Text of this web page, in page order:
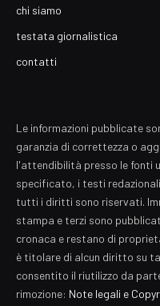
chi siamo
testata giornalistica
contatti
Le informazioni pubblicate
garanzia di correttezza o
l'attendibilità presso le fonti
specificato, i testi
tutti i diritti sono riservati.
stampa e terzi sono
cronaca e restano di
è titolare di alcun diritto su
consentito il riutilizzo da
rimozione: Note legali e